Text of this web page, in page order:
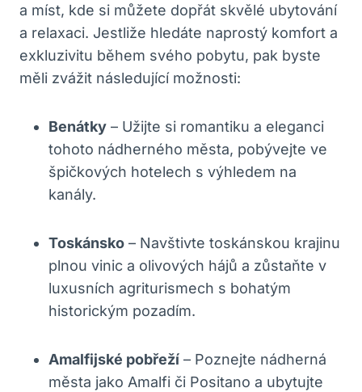
a míst, kde si můžete dopřát skvělé ubytování
a relaxaci. Jestliže hledáte naprostý komfort a
exkluzivitu během svého pobytu, pak byste
měli zvážit následující možnosti:
Benátky – Užijte si romantiku a eleganci
tohoto nádherného města, pobývejte ve
špičkových hotelech s výhledem na
kanály.
Toskánsko – Navštivte toskánskou krajinu
plnou vinic a olivových hájů a zůstaňte v
luxusních agriturismech s bohatým
historickým pozadím.
Amalfijské pobřeží – Poznejte nádherná
města jako Amalfi či Positano a ubytujte